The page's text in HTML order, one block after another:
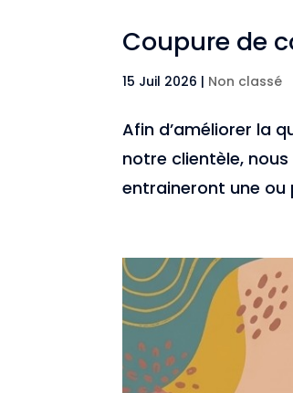
Coupure de
15 Juil 2026 | Non classé
Afin d’améliorer la
notre clientèle,
entraineront une ou